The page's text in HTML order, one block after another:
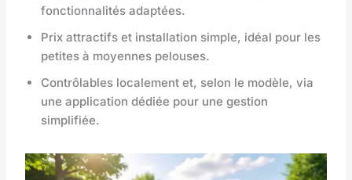
fonctionnalités adaptées.
Prix attractifs et installation simple, idéal pour les
petites à moyennes pelouses.
Contrôlables localement et, selon le modèle, via
une application dédiée pour une gestion
simplifiée.